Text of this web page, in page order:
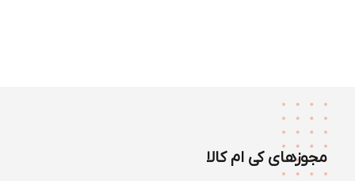
مجوزهای کی ام کالا